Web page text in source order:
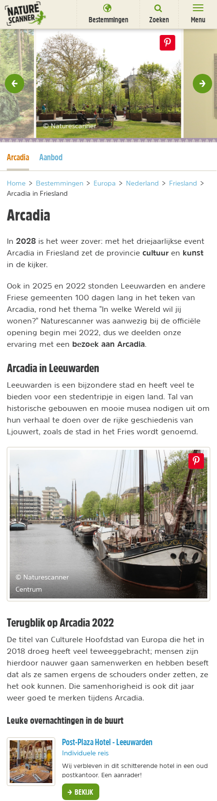
Ga
naar
content
Bestemmingen Zoeken Menu
Bestemmingen
Overnachten
Activiteiten
Natuurparken
Dieren
Nieuwsbrief
Arcadia Bosk
© Naturescanner
Huidige pagina
Arcadia Aanbod
Home > Bestemmingen > Europa > Nederland > Friesland
>
Arcadia in Friesland
Arcadia
In 2028 is het weer zover: met het driejaarlijkse event
Arcadia in Friesland zet de provincie cultuur en kunst
in de kijker.
Ook in 2025 en 2022 stonden Leeuwarden en andere
Friese gemeenten 100 dagen lang in het teken van
Arcadia, rond het thema "In welke Wereld wil jij
wonen?" Naturescanner was aanwezig bij de officiële
opening begin mei 2022, dus we deelden onze
ervaring met een bezoek aan Arcadia
Arcadia in Leeuwarden
Leeuwarden is een bijzondere stad en heeft veel te
bieden voor een stedentripje in eigen land. Tal van
historische gebouwen en mooie musea nodigen uit om
hun verhaal te doen over de rijke geschiedenis van
Ljouwert, zoals de stad in het Fries wordt genoemd.
© Naturescanner
Centrum
Terugblik op Arcadia 2022
De titel van Culturele Hoofdstad van Europa die het in
2018 droeg heeft veel teweeggebracht; mensen zijn
hierdoor nauwer gaan samenwerken en hebben beseft
dat als ze samen ergens de schouders onder zetten, ze
het ook kunnen. Die samenhorigheid is ook dit jaar
weer goed te merken tijdens Arcadia.
Leuke overnachtingen in de buurt
Post-Plaza Hotel - Leeuwarden
Individuele reis
Wij verbleven in dit schitterende hotel in een oud
postkantoor. Een aanrader!
BEKIJK